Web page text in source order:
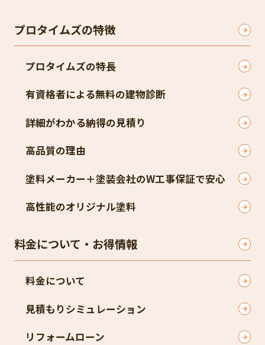
プロタイムズの特徴
プロタイムズの特長
有資格者による無料の建物診断
詳細がわかる納得の見積り
高品質の理由
塗料メーカー＋塗装会社のW工事保証で安心
高性能のオリジナル塗料
料金について・お得情報
料金について
見積もりシミュレーション
リフォームローン